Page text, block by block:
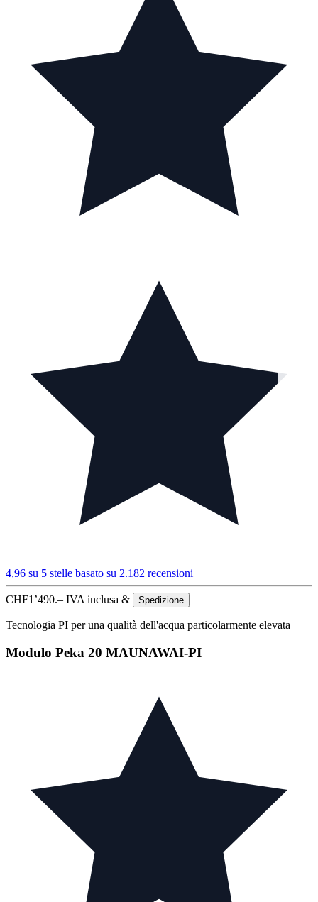
4,96 su 5 stelle basato su 2.182 recensioni
CHF1’490.– IVA inclusa & Spedizione
Tecnologia PI per una qualità dell'acqua particolarmente elevata
Modulo Peka 20 MAUNAWAI-PI